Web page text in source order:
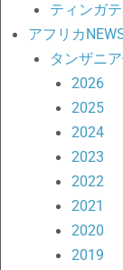
ティンガ
アフリカ
タンザニ
2026
2025
2024
2023
2022
2021
2020
2019